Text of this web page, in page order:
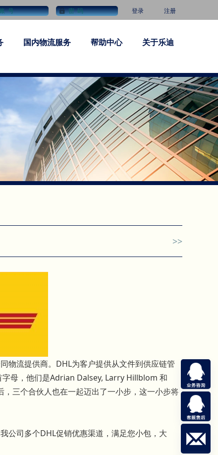
登录 注册
国内物流服务 帮助中心 关于乐迪
>>
物流提供商。DHL为客户提供从文件到供应链管
母，他们是Adrian Dalsey, Larry Hillblom 和
三个合伙人也在一起迈出了一小步，这一小步将
公司多个DHL促销优惠渠道，满足您小包，大